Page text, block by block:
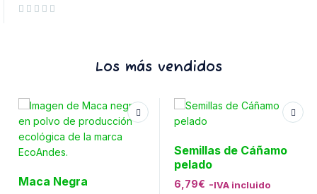
Los más vendidos
Maca Negra
Semillas de Cáñamo
pelado
6,79€ -IVA incluido